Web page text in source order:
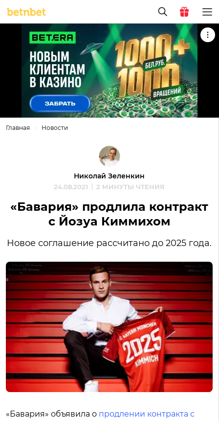
Главная Новости
Николай Зеленкин
24.08.2021 2 МИНУТЫ ЧТЕНИЯ
«Бавария» продлила контракт
с Йозуа Киммихом
Новое соглашение рассчитано до 2025 года.
«Бавария» объявила о продлении контракта с